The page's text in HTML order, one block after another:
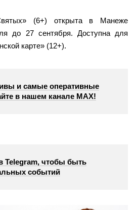
(6+) открыта в Манеже
до 27 сентября. Доступна для
карте» (12+).
и самые оперативные
в нашем канале МАХ!
Telegram, чтобы быть
событий